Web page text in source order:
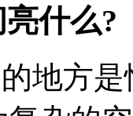
什么?
地方